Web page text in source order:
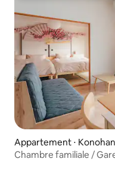
Appartement ⋅
Chambre familiale /